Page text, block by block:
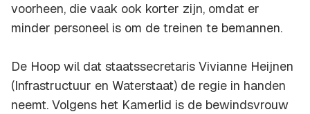
voorheen, die vaak ook korter zijn, omdat er
minder personeel is om de treinen te bemannen.
De Hoop wil dat staatssecretaris Vivianne Heijnen
(Infrastructuur en Waterstaat) de regie in handen
neemt. Volgens het Kamerlid is de bewindsvrouw